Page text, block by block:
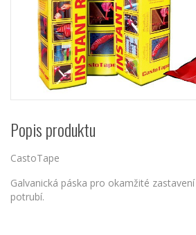
Popis produktu
CastoTape
Galvanická páska pro okamžité
potrubí.